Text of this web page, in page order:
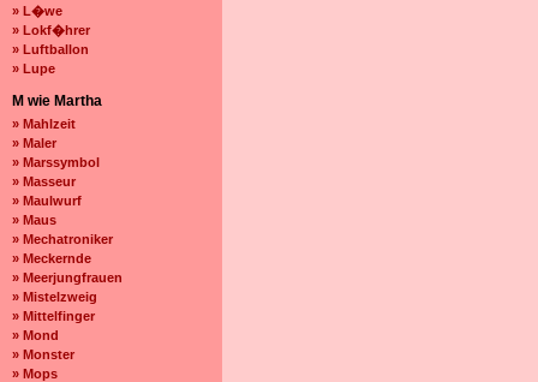
» L�we
» Lokf�hrer
» Luftballon
» Lupe
M wie Martha
» Mahlzeit
» Maler
» Marssymbol
» Masseur
» Maulwurf
» Maus
» Mechatroniker
» Meckernde
» Meerjungfrauen
» Mistelzweig
» Mittelfinger
» Mond
» Monster
» Mops